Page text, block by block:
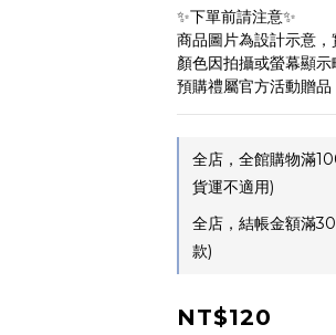
✨下單前請注意✨
商品圖片為設計示意
顏色因拍攝或螢幕顯
預購禮屬官方活動贈
全店，全館購物滿
貨運不適用)
全店，結帳金額滿
款)
NT$120